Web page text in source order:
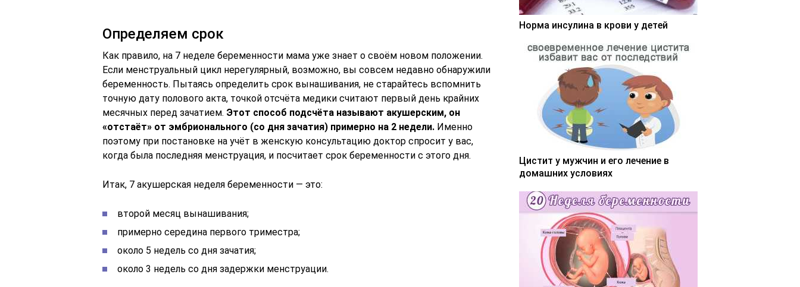
Определяем срок
Как правило, на 7 неделе беременности мама уже знает о своём новом положении.
Если менструальный цикл нерегулярный, возможно, вы совсем недавно обнаружили
беременность. Пытаясь определить срок вынашивания, не старайтесь вспомнить
точную дату полового акта, точкой отсчёта медики считают первый день крайних
месячных перед зачатием. Этот способ подсчёта называют акушерским, он
«отстаёт» от эмбрионального (со дня зачатия) примерно на 2 недели. Именно
поэтому при постановке на учёт в женскую консультацию доктор спросит у вас,
когда была последняя менструация, и посчитает срок беременности с этого дня.
Итак, 7 акушерская неделя беременности — это:
второй месяц вынашивания;
примерно середина первого триместра;
около 5 недель со дня зачатия;
около 3 недель со дня задержки менструации.
Норма инсулина в крови у детей
Цистит у мужчин и его лечение в
домашних условиях